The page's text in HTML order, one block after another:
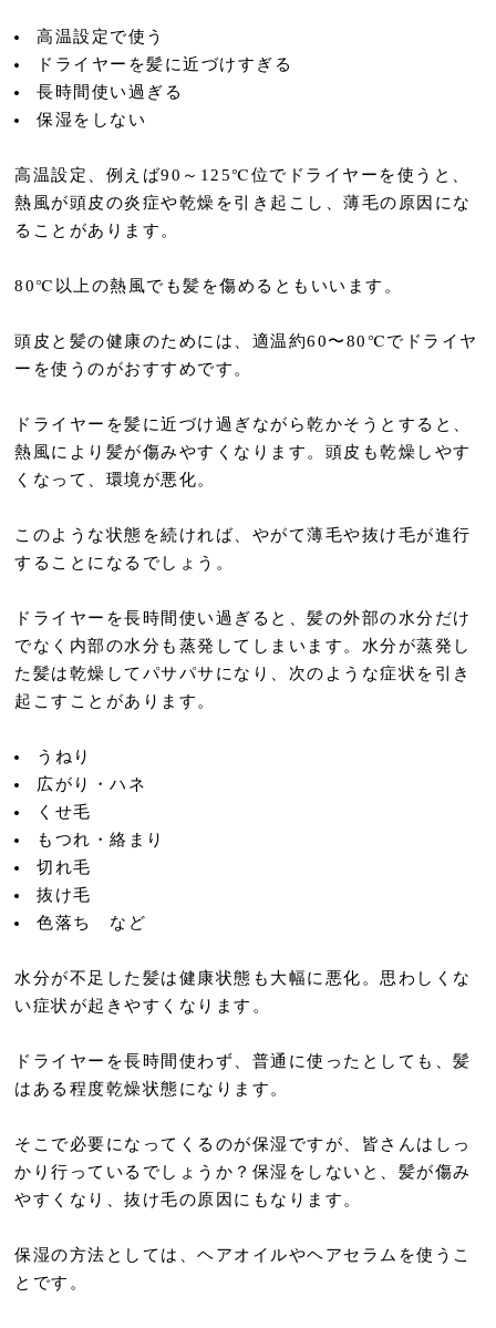
高温設定で使う
ドライヤーを髪に近づけすぎる
長時間使い過ぎる
保湿をしない
高温設定、例えば90～125℃位でドライヤーを使うと、
熱風が頭皮の炎症や乾燥を引き起こし、薄毛の原因にな
ることがあります。
80℃以上の熱風でも髪を傷めるともいいます。
頭皮と髪の健康のためには、適温約60〜80℃でドライヤ
ーを使うのがおすすめです。
ドライヤーを髪に近づけ過ぎながら乾かそうとすると、
熱風により髪が傷みやすくなります。頭皮も乾燥しやす
くなって、環境が悪化。
このような状態を続ければ、やがて薄毛や抜け毛が進行
することになるでしょう。
ドライヤーを長時間使い過ぎると、髪の外部の水分だけ
でなく内部の水分も蒸発してしまいます。水分が蒸発し
た髪は乾燥してパサパサになり、次のような症状を引き
起こすことがあります。
うねり
広がり・ハネ
くせ毛
もつれ・絡まり
切れ毛
抜け毛
色落ち など
水分が不足した髪は健康状態も大幅に悪化。思わしくな
い症状が起きやすくなります。
ドライヤーを長時間使わず、普通に使ったとしても、髪
はある程度乾燥状態になります。
そこで必要になってくるのが保湿ですが、皆さんはしっ
かり行っているでしょうか？保湿をしないと、髪が傷み
やすくなり、抜け毛の原因にもなります。
保湿の方法としては、ヘアオイルやヘアセラムを使うこ
とです。